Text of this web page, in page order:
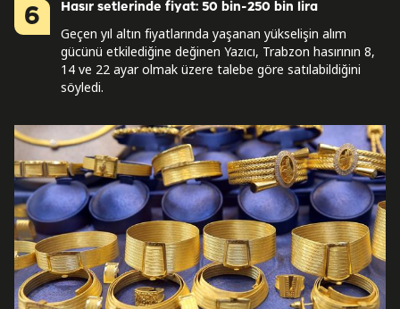
6 Hasır setlerinde fiyat: 50 bin-250 bin lira
Geçen yıl altın fiyatlarında yaşanan yükselişin alım
gücünü etkilediğine değinen Yazıcı, Trabzon hasırının 8,
14 ve 22 ayar olmak üzere talebe göre satılabildiğini
söyledi.